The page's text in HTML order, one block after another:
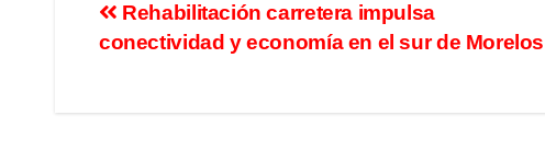
Rehabilitación carretera impulsa
conectividad y economía en el sur de Morelos